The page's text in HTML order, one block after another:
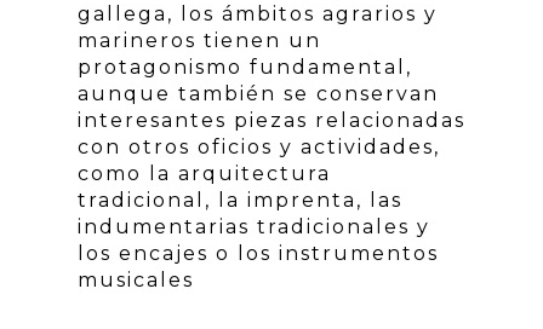
gallega, los ámbitos agrarios y
marineros tienen un
protagonismo fundamental,
aunque también se conservan
interesantes piezas relacionadas
con otros oficios y actividades,
como la arquitectura
tradicional, la imprenta, las
indumentarias tradicionales y
los encajes o los instrumentos
musicales